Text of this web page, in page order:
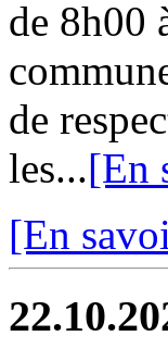
de 8h00
de
les...[En
[En